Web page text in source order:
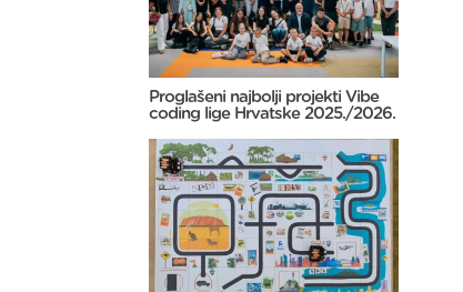
Proglašeni najbolji projekti Vibe
coding lige Hrvatske 2025./2026.